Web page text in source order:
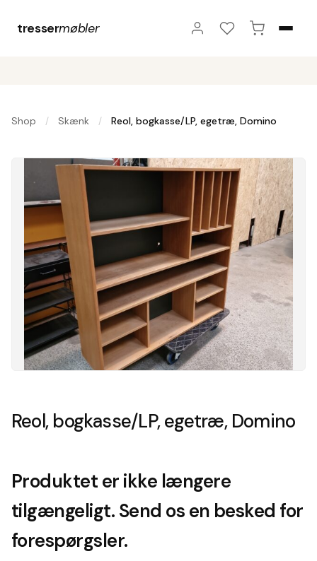
tressermøbler
Shop / Skænk / Reol, bogkasse/LP, egetræ, Domino
Reol, bogkasse/LP, egetræ, Domino
Produktet er ikke længere
tilgængeligt. Send os en besked for
forespørgsler.